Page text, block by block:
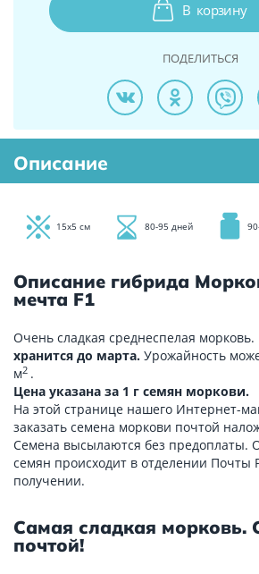
В корзину
ПОДЕЛИТЬСЯ
Описание
15х5 см 80-95 дней
Описание гибрида
мечта F1
Очень сладкая среднеспелая морковь.
хранится до марта. Урожайность
м2 .
Цена указана за 1 г семян моркови.
На этой странице нашего Интернет-
заказать семена моркови почтой
Семена высылаются без предоплаты.
семян происходит в отделении Почты
получении.
Самая сладкая морковь.
почтой!